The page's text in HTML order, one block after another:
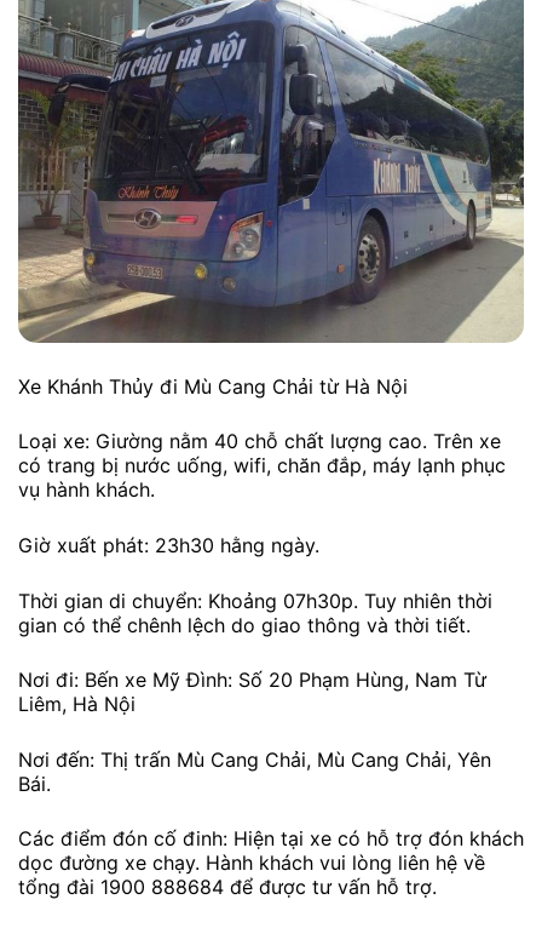
Xe Khánh Thủy đi Mù Cang Chải từ Hà Nội
Loại xe: Giường nằm 40 chỗ chất lượng cao. Trên xe
có trang bị nước uống, wifi, chăn đắp, máy lạnh phục
vụ hành khách.
Giờ xuất phát: 23h30 hằng ngày.
Thời gian di chuyển: Khoảng 07h30p. Tuy nhiên thời
gian có thể chênh lệch do giao thông và thời tiết.
Nơi đi: Bến xe Mỹ Đình: Số 20 Phạm Hùng, Nam Từ
Liêm, Hà Nội
Nơi đến: Thị trấn Mù Cang Chải, Mù Cang Chải, Yên
Bái.
Các điểm đón cố đinh: Hiện tại xe có hỗ trợ đón khách
dọc đường xe chạy. Hành khách vui lòng liên hệ về
tổng đài 1900 888684 để được tư vấn hỗ trợ.